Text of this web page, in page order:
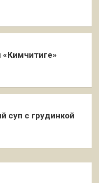
«Кимчитиге»
суп с грудинкой